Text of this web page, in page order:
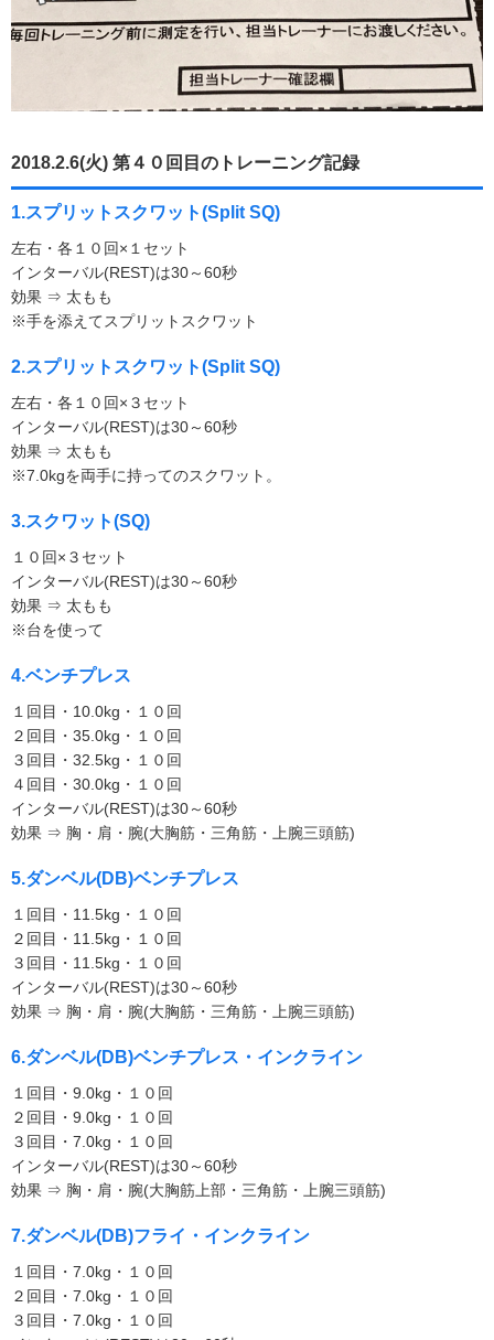
2018.2.6(火) 第４０回目のトレーニング記録
1.スプリットスクワット(Split SQ)
左右・各１０回×１セット
インターバル(REST)は30～60秒
効果 ⇒ 太もも
※手を添えてスプリットスクワット
2.スプリットスクワット(Split SQ)
左右・各１０回×３セット
インターバル(REST)は30～60秒
効果 ⇒ 太もも
※7.0kgを両手に持ってのスクワット。
3.スクワット(SQ)
１０回×３セット
インターバル(REST)は30～60秒
効果 ⇒ 太もも
※台を使って
4.ベンチプレス
１回目・10.0kg・１０回
２回目・35.0kg・１０回
３回目・32.5kg・１０回
４回目・30.0kg・１０回
インターバル(REST)は30～60秒
効果 ⇒ 胸・肩・腕(大胸筋・三角筋・上腕三頭筋)
5.ダンベル(DB)ベンチプレス
１回目・11.5kg・１０回
２回目・11.5kg・１０回
３回目・11.5kg・１０回
インターバル(REST)は30～60秒
効果 ⇒ 胸・肩・腕(大胸筋・三角筋・上腕三頭筋)
6.ダンベル(DB)ベンチプレス・インクライン
１回目・9.0kg・１０回
２回目・9.0kg・１０回
３回目・7.0kg・１０回
インターバル(REST)は30～60秒
効果 ⇒ 胸・肩・腕(大胸筋上部・三角筋・上腕三頭筋)
7.ダンベル(DB)フライ・インクライン
１回目・7.0kg・１０回
２回目・7.0kg・１０回
３回目・7.0kg・１０回